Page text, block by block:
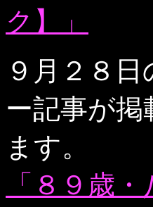
ク】」
９月２８
ー記事が
ます。
「８９歳